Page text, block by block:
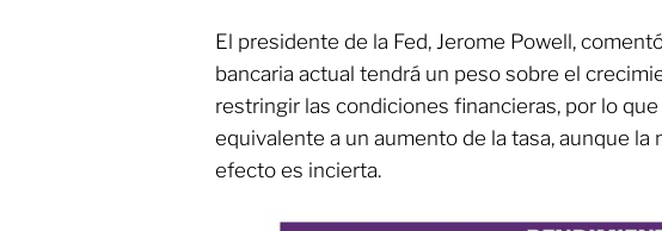
El presidente de la Fed, Jerome Powell,
bancaria actual tendrá un peso sobre el
restringir las condiciones financieras, por lo
equivalente a un aumento de la tasa, aunque la
efecto es incierta.